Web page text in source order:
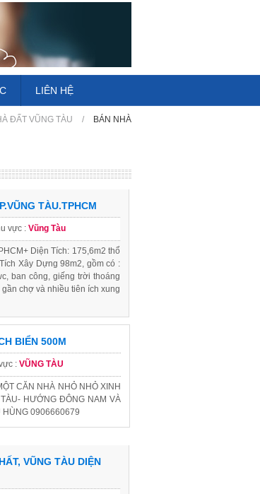
LIÊN HỆ
ĐẤT VŨNG TÀU / BÁN NHÀ
TÀU.TPHCM
vực : Vũng Tàu
Diện Tích: 175,6m2 thổ
Xây Dựng 98m2, gồm có :
ban công, giếng trời thoáng
chợ và nhiều tiên ích xung
BIỂN 500M
: VŨNG TÀU
CĂN NHÀ NHỎ NHỎ XINH
HƯỚNG ĐÔNG NAM VÀ
HÙNG 0906660679
VŨNG TÀU DIỆN